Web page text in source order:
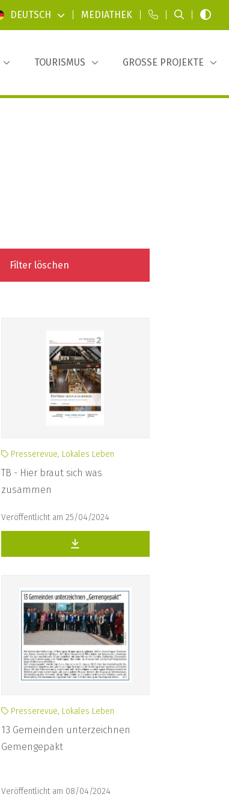
DEUTSCH MEDIATHEK
TOURISMUS GROSSE PROJEKTE
Filter löschen
Presserevue, Lokales Leben
TB - Hier braut sich was
zusammen
Veröffentlicht am 25/04/2024
Presserevue, Lokales Leben
13 Gemeinden unterzeichnen
Gemengepakt
Veröffentlicht am 08/04/2024